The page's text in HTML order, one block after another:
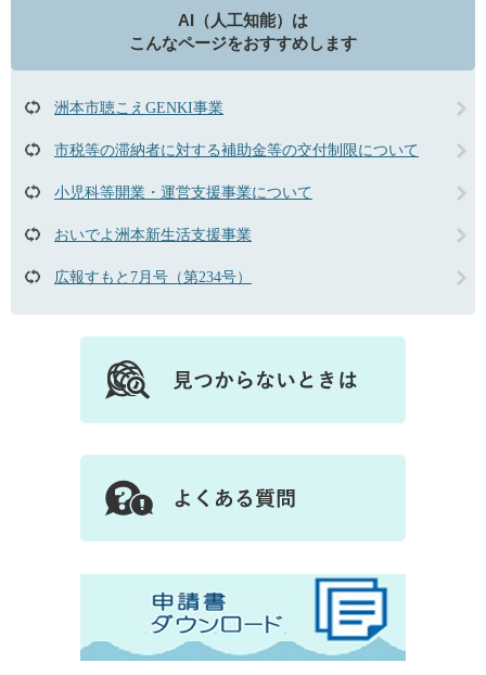
AI（人工知能）は
こんなページをおすすめします
洲本市聴こえGENKI事業
市税等の滞納者に対する補助金等の交付制限について
小児科等開業・運営支援事業について
おいでよ洲本新生活支援事業
広報すもと7月号（第234号）